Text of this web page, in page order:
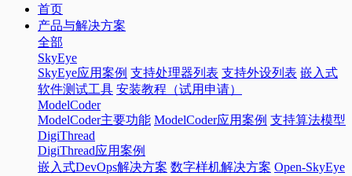
首页
产品与解决方案
全部
SkyEye
SkyEye应用案例 支持处理器列表 支持外设列表 嵌入式
软件测试工具 安装教程（试用申请）
ModelCoder
ModelCoder主要功能 ModelCoder应用案例 支持算法模型
DigiThread
DigiThread应用案例
嵌入式DevOps解决方案 数字样机解决方案 Open-SkyEye